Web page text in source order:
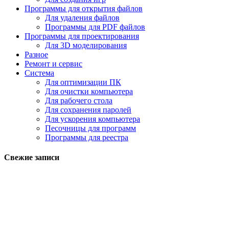
Программы для открытия файлов
Для удаления файлов
Программы для PDF файлов
Программы для проектирования
Для 3D моделирования
Разное
Ремонт и сервис
Система
Для оптимизации ПК
Для очистки компьютера
Для рабочего стола
Для сохранения паролей
Для ускорения компьютера
Песочницы для программ
Программы для реестра
Свежие записи